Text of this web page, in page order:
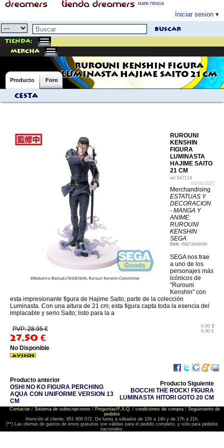
MAPA TIENDA
Iniciar sesion
buscar
Tienda:
mercha
RUROUNI KENSHIN FIGURA
LUMINASTA HAJIME SAITO 21 CM
Producto Foro
Cesta
RUROUNI
KENSHIN
FIGURA
LUMINASTA
HAJIME SAITO
21 CM
ref 947174
03/06/2025
Merchandising
ESTATUAS Y
DECORACION
- MANGA Y
ANIME:
RUROUNI
KENSHIN
SEGA
EAN: 4582733436784
SEGA nos trae
a uno de los
personajes más
icónicos de
"Rurouni
Kenshin" con
esta impresionante figura de Hajime Saito; parte de la colección
Luminasta. Con una altura de 21 cm; esta figura capta toda la esencia del
implacable y serio Saito; listo para la a
PVP: 28.95 €
27.50 €
0.00 $
0.00 £
No Disponible
Producto anterior
OSHI NO KO FIGURA PERCHING
AQUA CON UNIFORME VERSION 13
CM
Producto Siguiente
BOCCHI THE ROCK! FIGURA
LUMINASTA HITORI GOTO 20 CM
Contactar/ Sistema de subscripciones/ Preguntas/F.A.Q. / condiciones de compra/ Seguimiento de
pedidos
Atención al cliente: 951 600 072. De lunes a sábados de 10h a 14h y de 17h a 21h.
(**) Las ofertas de gastos de envio gratuitos son válidas para el pedido completo, y sólo para pedidos
nacionales.